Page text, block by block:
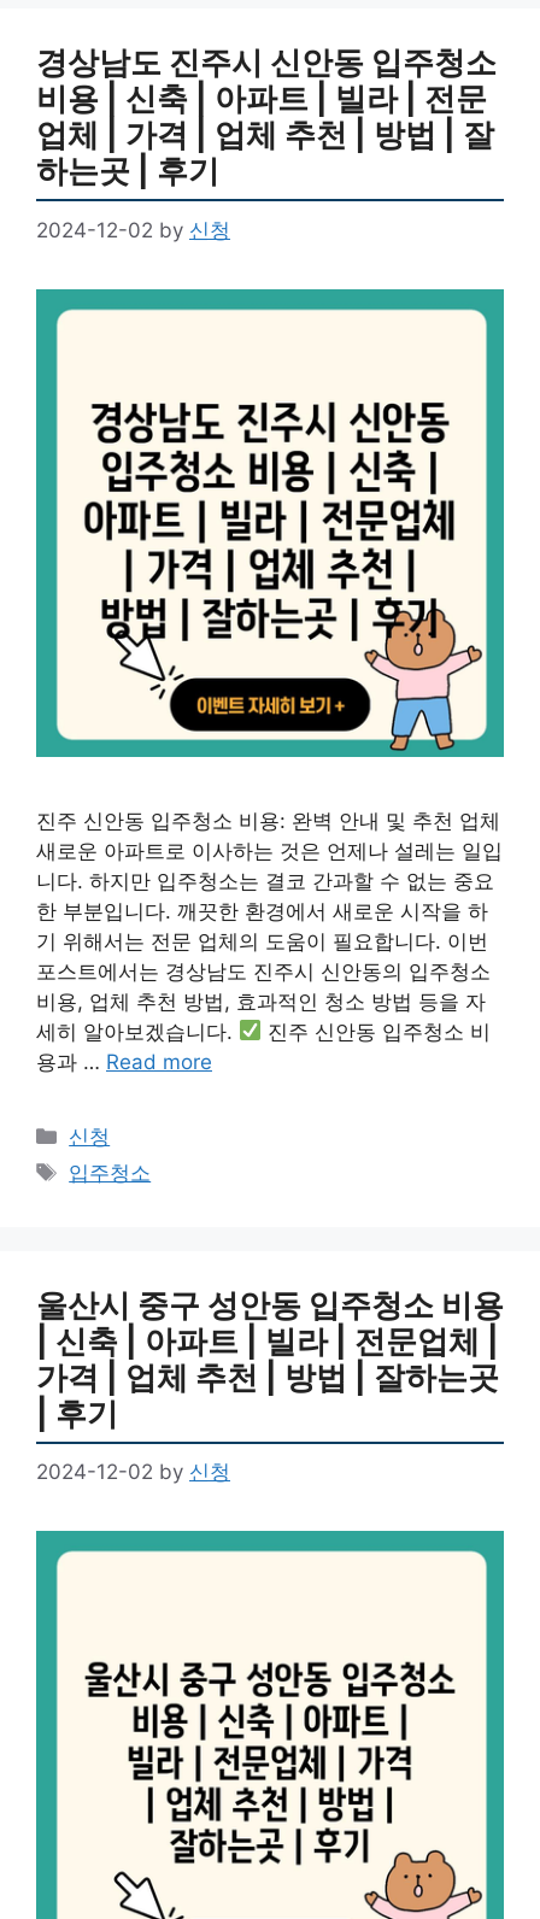
경상남도 진주시 신안동 입주청소
비용 | 신축 | 아파트 | 빌라 | 전문
업체 | 가격 | 업체 추천 | 방법 | 잘
하는곳 | 후기
2024-12-02 by 신청
진주 신안동 입주청소 비용: 완벽 안내 및 추천 업체
새로운 아파트로 이사하는 것은 언제나 설레는 일입
니다. 하지만 입주청소는 결코 간과할 수 없는 중요
한 부분입니다. 깨끗한 환경에서 새로운 시작을 하
기 위해서는 전문 업체의 도움이 필요합니다. 이번
포스트에서는 경상남도 진주시 신안동의 입주청소
비용, 업체 추천 방법, 효과적인 청소 방법 등을 자
세히 알아보겠습니다.
진주 신안동 입주청소 비
용과 … Read more
Categories
신청
Tags
입주청소
울산시 중구 성안동 입주청소 비용
| 신축 | 아파트 | 빌라 | 전문업체 |
가격 | 업체 추천 | 방법 | 잘하는곳
| 후기
2024-12-02 by 신청